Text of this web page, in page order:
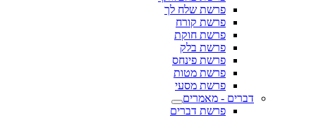
פרשת שלח לך
פרשת קורח
פרשת חוקת
פרשת בלק
פרשת פינחס
פרשת מטות
פרשת מסעי
דברים - מאמרים
פרשת דברים